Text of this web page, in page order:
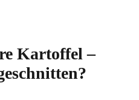
Kartoffel –